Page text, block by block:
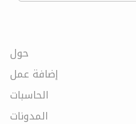
حول
إضافة عمل
الحاسبات
المدونات